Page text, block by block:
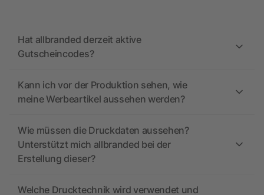
Hat allbranded derzeit aktive
Gutscheincodes?
Kann ich vor der Produktion sehen, wie
meine Werbeartikel aussehen werden?
Wie müssen die Druckdaten aussehen?
Unterstützt mich allbranded bei der
Erstellung dieser?
Welche Drucktechnik wird verwendet und